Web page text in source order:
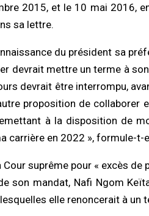
2015, et le 10 mai 2016,
sa lettre.
du président sa
devrait mettre un terme à
devrait être interrompu,
proposition de collaborer
à la disposition de
carrière en 2022 », formule-
suprême pour « excès de
son mandat, Nafi Ngom
elle renoncerait à un
: le gouvernement
policiers
dresse un